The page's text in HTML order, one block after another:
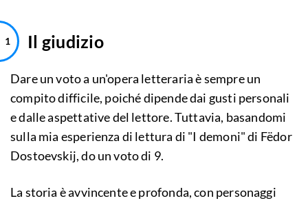
Il giudizio
Dare un voto a un'opera letteraria è sempre un
compito difficile, poiché dipende dai gusti personali
e dalle aspettative del lettore. Tuttavia, basandomi
sulla mia esperienza di lettura di "I demoni" di Fëdor
Dostoevskij, do un voto di 9.
La storia è avvincente e profonda, con personaggi